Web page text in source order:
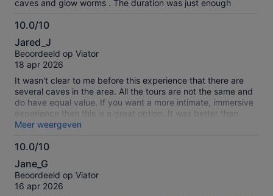
caves and glow worms . The duration was just enough
10.0/10
10.0
van
10
Jared_J
Beoordeeld op Viator
18 apr 2026
It wasn't clear to me before this experience that there are
several caves in the area. All the tours are not the same and
do have equal value. If you want a more intimate, immersive
experience then this is a great option. It was better than
what I imagined. The glow worms are quite magically and
unique but the trek through the cave while seeing the worms
takes the experience to another level. Highly recommend.
knowledgeable. Thank you for the great experience.
Meer weergeven
10.0/10
10.0
van
10
Jane_G
Beoordeeld op Viator
16 apr 2026